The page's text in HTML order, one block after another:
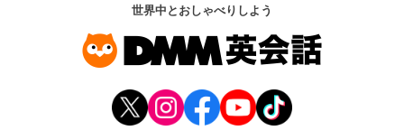
世界中とおしゃべりしよう